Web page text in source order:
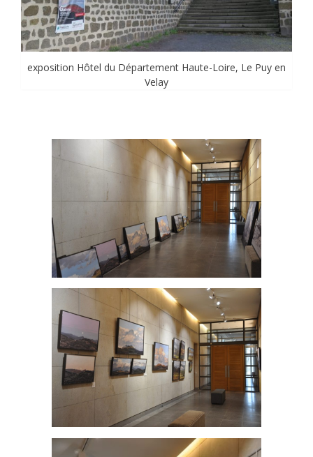
exposition Hôtel du Département Haute-Loire, Le Puy en
Velay